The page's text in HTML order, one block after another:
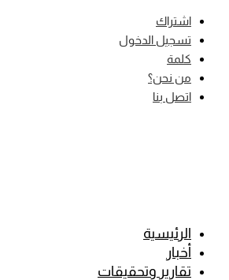
Skip
content
اشتراك
تسجيل الدخول
كلمة
من نحن؟
اتصل بنا
الرئيسية
أخبار
تقارير وتحقيقات